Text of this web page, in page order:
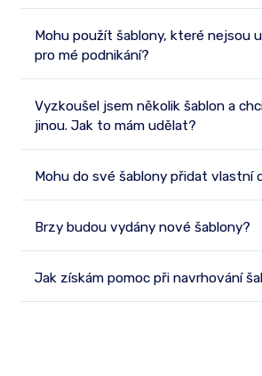
Mohu použít šablony, které nejsou
pro mé podnikání?
Vyzkoušel jsem několik šablon a
jinou. Jak to mám udělat?
Mohu do své šablony přidat vlastní
Brzy budou vydány nové šablony?
Jak získám pomoc při navrhování